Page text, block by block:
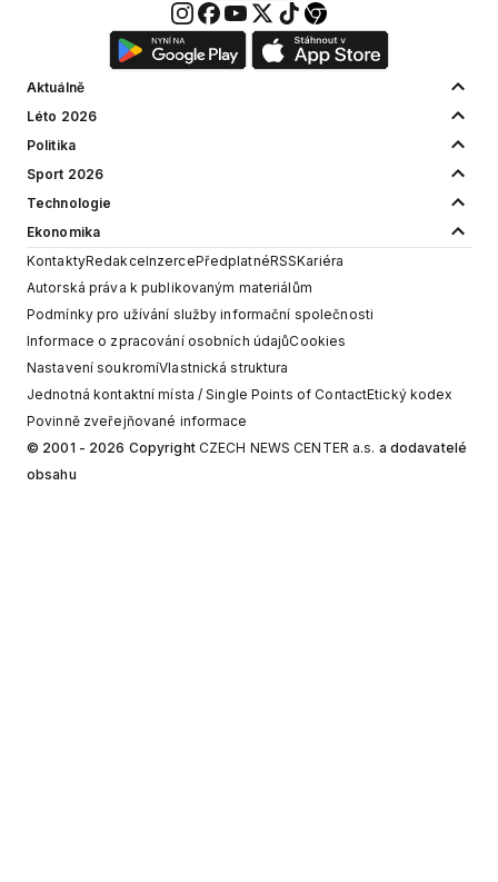
Aktuálně
Léto 2026
Politika
Sport 2026
Technologie
Ekonomika
KontaktyRedakceInzercePředplatnéRSSKariéra
Autorská práva k publikovaným materiálům
Podmínky pro užívání služby informační společnosti
Informace o zpracování osobních údajůCookies
Nastavení soukromíVlastnická struktura
Jednotná kontaktní místa / Single Points of ContactEtický kodex
Povinně zveřejňované informace
© 2001 - 2026 Copyright CZECH NEWS CENTER a.s. a dodavatelé
obsahu